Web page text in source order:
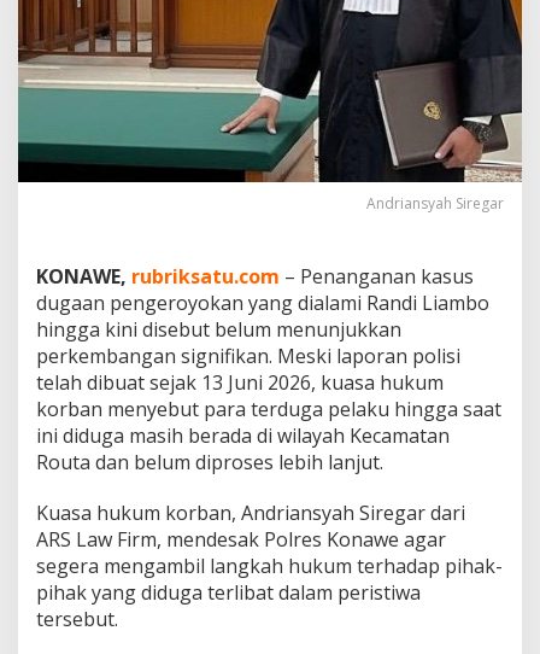
i
a
e
r
c
t
P
e
n
a
n
g
a
n
a
D
u
g
a
a
Andriansyah Siregar
KONAWE, rubriksatu.com – Penanganan kasus
dugaan pengeroyokan yang dialami Randi Liambo
hingga kini disebut belum menunjukkan
perkembangan signifikan. Meski laporan polisi
telah dibuat sejak 13 Juni 2026, kuasa hukum
korban menyebut para terduga pelaku hingga saat
ini diduga masih berada di wilayah Kecamatan
Routa dan belum diproses lebih lanjut.
Kuasa hukum korban, Andriansyah Siregar dari
ARS Law Firm, mendesak Polres Konawe agar
segera mengambil langkah hukum terhadap pihak-
pihak yang diduga terlibat dalam peristiwa
tersebut.